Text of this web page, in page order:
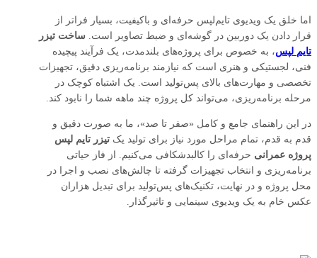
اما خلق یک ویدیوی تایم‌لپس حرفه‌ای و باکیفیت، بسیار فراتر از
قرار دادن یک دوربین در گوشه‌ای و ضبط تصاویر است. ساخت تیزر
تایم‌ لپس، به خصوص برای پروژه‌های بلندمدت، یک فرآیند پیچیده
فنی، لجستیکی و هنری است که نیازمند برنامه‌ریزی دقیق، تجهیزات
تخصصی و مهارت‌های بالای پس‌تولید است. یک اشتباه کوچک در
مرحله برنامه‌ریزی، می‌تواند کل پروژه چند ماهه شما را نابود کند.
در این راهنمای جامع و کامل «صفر تا صد»، ما به صورت دقیق و
قدم به قدم، تمام مراحل مورد نیاز برای تولید یک تیزر تایم‌ لپس
پروژه‌ عمرانی حرفه‌ای را کالبدشکافی می‌کنیم. از فاز حیاتی
برنامه‌ریزی و انتخاب تجهیزات گرفته تا چالش‌های نصب و اجرا در
محل پروژه و در نهایت، تکنیک‌های پس‌تولید برای تبدیل هزاران
عکس خام به یک ویدیوی سینمایی و تاثیرگذار.